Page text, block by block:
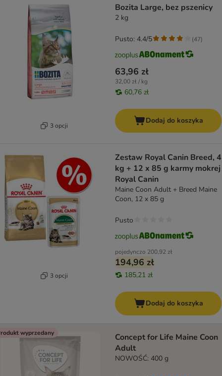
3 opcji
Bozita Large, bez pszenicy
2 kg
63,96 zł
32,00 zł / kg
60,76 zł
Pusto: 4.4/5 (47)
Dodaj do koszyka
3 opcji
Zestaw Royal Canin Breed, 4
kg + 12 x 85 g karmy mokrej
Royal Canin
Maine Coon Adult + Breed Maine
Coon, 12 x 85 g
pojedynczo 200,92 zł
194,96 zł
185,21 zł
Pusto
Dodaj do koszyka
wyprzedany
Concept for Life Maine Coon
Adult
NOWOŚĆ: 400 g